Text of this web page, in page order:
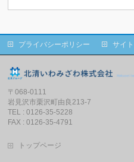
プライバシーポリシー サイ
〒068-0111
岩見沢市栗沢町由良213-7
TEL : 0126-35-5228
FAX : 0126-35-4791
トップページ